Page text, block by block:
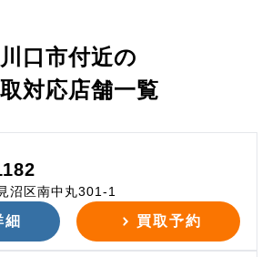
川口市付近の
対応店舗一覧
沼区南中丸301-1
細 買取予約